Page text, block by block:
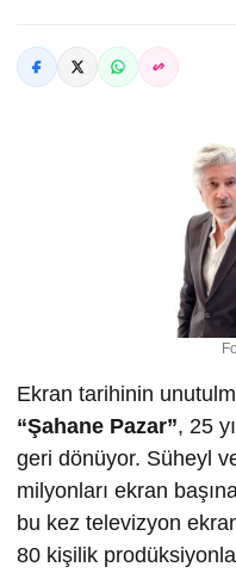
Ekran tarihinin
“Şahane Pazar”, 25
geri dönüyor. Süheyl
milyonları ekran
bu kez televizyon
80 kişilik